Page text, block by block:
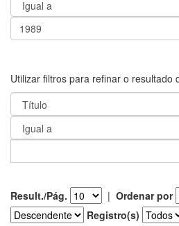
Utilizar filtros para refinar o resultado
Result./Pág. | Ordenar por
Registro(s)